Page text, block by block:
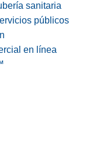
sanitaria
públicos
en línea